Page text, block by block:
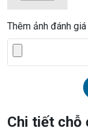
Thêm ảnh đánh giá
Chi tiết chỗ